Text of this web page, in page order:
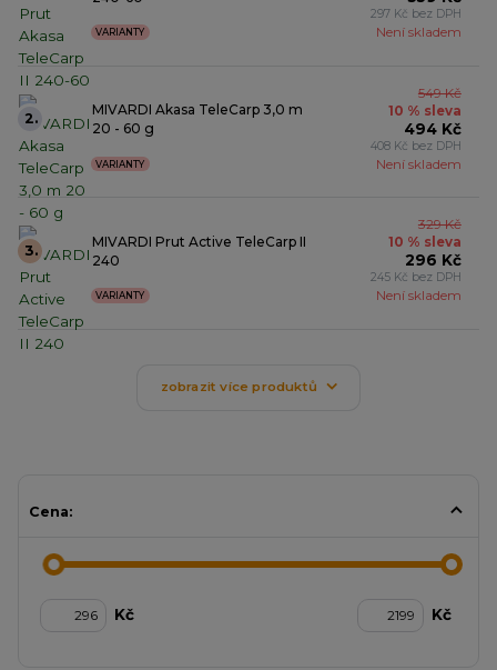
Není skladem
VARIANTY
297 Kč bez DPH
2.
MIVARDI Akasa TeleCarp 3,0 m
20 - 60 g
Není skladem
VARIANTY
549 Kč
10 % sleva
494 Kč
408 Kč bez DPH
3.
MIVARDI Prut Active TeleCarp II
240
Není skladem
VARIANTY
329 Kč
10 % sleva
296 Kč
245 Kč bez DPH
zobrazit více produktů
Cena:
Kč Kč